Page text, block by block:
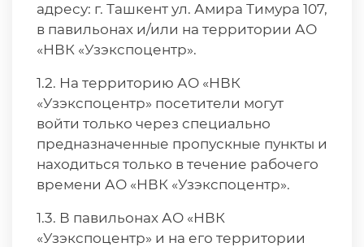
адресу: г. Ташкент ул. Амира Тимура 107,
в павильонах и/или на территории АО
«НВК «Узэкспоцентр».
1.2. На территорию АО «НВК
«Узэкспоцентр» посетители могут
войти только через специально
предназначенные пропускные пункты и
находиться только в течение рабочего
времени АО «НВК «Узэкспоцентр».
1.3. В павильонах АО «НВК
«Узэкспоцентр» и на его территории